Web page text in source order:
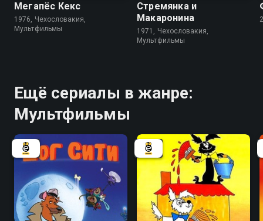
Мегапёс Кекс
1976, Чехословакия,
Мультфильмы
Стремянка и
Макаронина
1971, Чехословакия,
Мультфильмы
Ещё сериалы в жанре:
Мультфильмы